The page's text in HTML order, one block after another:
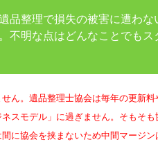
品整理で損失の被害に遭わな
不明な点はどんなことでもス
ん。遺品整理士協会は毎年の更新料
スモデル」に過ぎません。そもそ
に協会を挟まないため中間マージ